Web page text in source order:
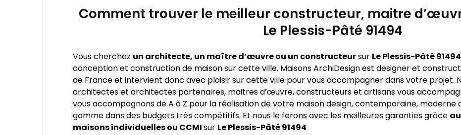
Comment trouver le meilleur constructeur, maitre
Le Plessis-Pâté 91494
Vous cherchez un architecte, un maître d’œuvre ou un constructeursur Le Plessis-Pâté
conception et construction de maison sur cette ville. Maisons ArchiDesign est designer et
de France et intervient donc avec plaisir sur cette ville pour vous accompagner dans votre projet.
architectes et architectes partenaires, maitres d’œuvre, constructeurs et artisans vous
vous accompagnons de A à Z pour la réalisation de votre maison design, contemporaine, moderne
gamme dans des budgets très compétitifs. Et nous le ferons avec les meilleures garanties grâce
maisons individuelles ou CCMIsur Le Plessis-Pâté 91494